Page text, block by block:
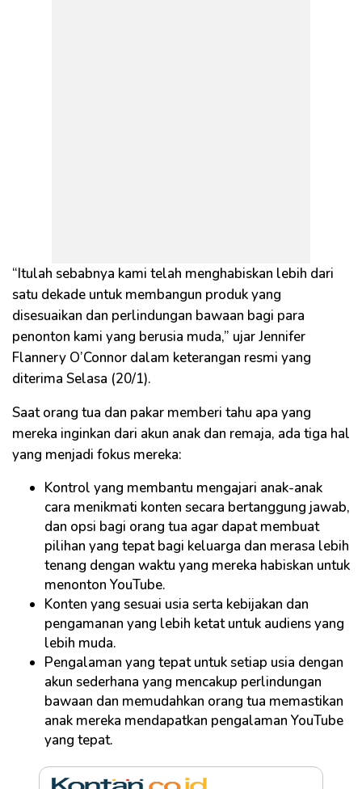
“Itulah sebabnya kami telah menghabiskan lebih dari
satu dekade untuk membangun produk yang
disesuaikan dan perlindungan bawaan bagi para
penonton kami yang berusia muda,” ujar Jennifer
Flannery O’Connor dalam keterangan resmi yang
diterima Selasa (20/1).
Saat orang tua dan pakar memberi tahu apa yang
mereka inginkan dari akun anak dan remaja, ada tiga hal
yang menjadi fokus mereka:
Kontrol yang membantu mengajari anak-anak
cara menikmati konten secara bertanggung jawab,
dan opsi bagi orang tua agar dapat membuat
pilihan yang tepat bagi keluarga dan merasa lebih
tenang dengan waktu yang mereka habiskan untuk
menonton YouTube.
Konten yang sesuai usia serta kebijakan dan
pengamanan yang lebih ketat untuk audiens yang
lebih muda.
Pengalaman yang tepat untuk setiap usia dengan
akun sederhana yang mencakup perlindungan
bawaan dan memudahkan orang tua memastikan
anak mereka mendapatkan pengalaman YouTube
yang tepat.